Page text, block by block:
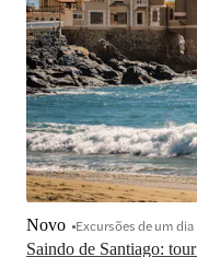
Saindo de Santiago:
Novo Excursões de um dia